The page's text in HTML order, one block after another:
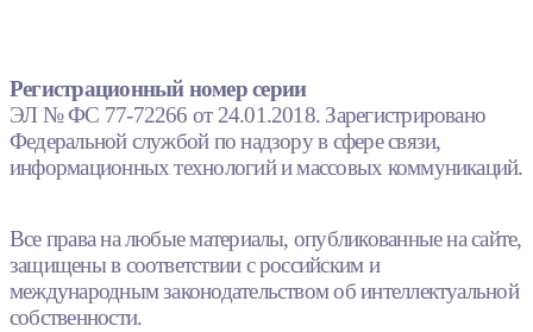
Регистрационный номер серии
ЭЛ № ФС 77-72266 от 24.01.2018. Зарегистрировано
Федеральной службой по надзору в сфере связи,
информационных технологий и массовых коммуникаций.
Все права на любые материалы, опубликованные на сайте,
защищены в соответствии с российским и
международным законодательством об интеллектуальной
собственности.